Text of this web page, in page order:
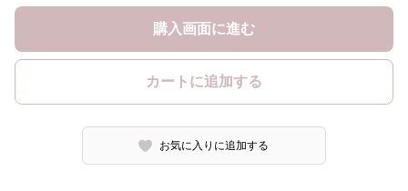
購入画面に進む
カートに追加する
お気に入りに追加する